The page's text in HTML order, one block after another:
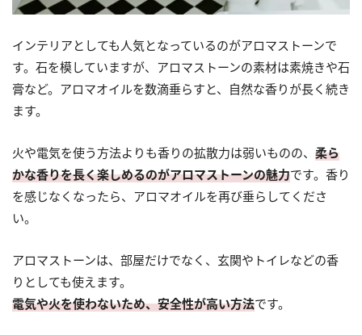
インテリアとしても人気となっているのがアロマストーンで
す。石を模していますが、アロマストーンの素材は素焼きや石
膏など。アロマオイルを数滴垂らすと、自然な香りが長く続き
ます。
火や電気を使う方法よりも香りの拡散力は弱いものの、 柔ら
かな香りを長く楽しめるのがアロマストーンの魅力です。香り
を感じなくなったら、アロマオイルを再び垂らしてくださ
い。
アロマストーンは、部屋だけでなく、玄関やトイレなどの香
りとしても使えます。
電気や火を使わないため、安全性が高い方法です。